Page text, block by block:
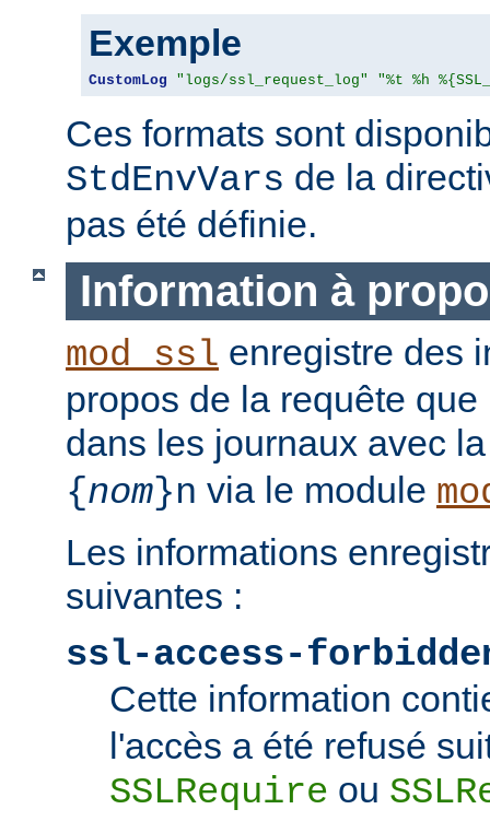
Exemple
CustomLog "logs/ssl_request_log" "%t %h
Ces formats sont
StdEnvVars de la
pas été définie.
Information à
mod_ssl enregistre des
propos de la requête
dans les journaux avec
{nom}n via le module
Les informations
suivantes :
ssl-access-
Cette information
l'accès a été refusé
SSLRequire ou